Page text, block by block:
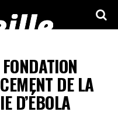
DE LA
D’ÉBOLA